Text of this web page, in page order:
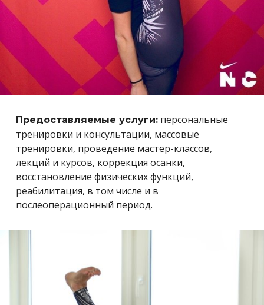
Предоставляемые услуги: персональные
тренировки и консультации, массовые
тренировки, проведение мастер-классов,
лекций и курсов, коррекция осанки,
восстановление физических функций,
реабилитация, в том числе и в
послеоперационный период.